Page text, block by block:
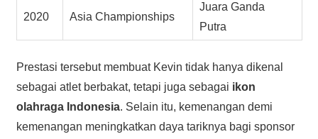
2020 Asia Championships
Juara Ganda
Putra
Prestasi tersebut membuat Kevin tidak hanya dikenal
sebagai atlet berbakat, tetapi juga sebagai ikon
olahraga Indonesia. Selain itu, kemenangan demi
kemenangan meningkatkan daya tariknya bagi sponsor